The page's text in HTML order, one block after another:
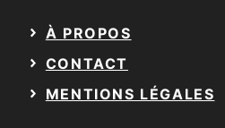
À PROPOS
CONTACT
MENTIONS LÉGALES